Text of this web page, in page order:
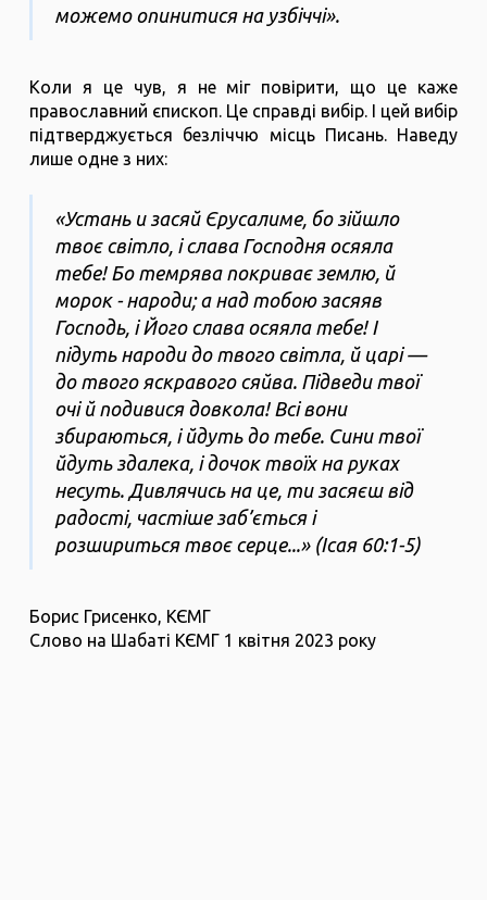
можемо опинитися на узбіччі».
Коли я це чув, я не міг повірити, що це каже
православний єпископ. Це справді вибір. І цей вибір
підтверджується безліччю місць Писань. Наведу
лише одне з них:
«Устань и засяй Єрусалиме, бо зійшло
твоє світло, і слава Господня осяяла
тебе! Бо темрява покриває землю, й
морок - народи; а над тобою засяяв
Господь, і Його слава осяяла тебе! І
підуть народи до твого світла, й царі —
до твого яскравого сяйва. Підведи твої
очі й подивися довкола! Всі вони
збираються, і йдуть до тебе. Сини твої
йдуть здалека, і дочок твоїх на руках
несуть. Дивлячись на це, ти засяєш від
радості, частіше заб’ється і
розшириться твоє серце...» (Ісая 60:1-5)
Борис Грисенко, КЄМГ
Слово на Шабаті КЄМГ 1 квітня 2023 року